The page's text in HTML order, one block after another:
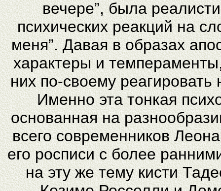
вечере”, была
психических реакций на
меня”. Давая в образах
характеры и
них по-своему
Именно эта тонкая
основанная на
всего современников
его росписи с более
на эту же тему кисти